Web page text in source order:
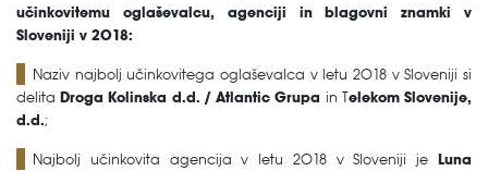
učinkovitemu oglaševalcu, agenciji in blagovni znamki v
Sloveniji v 2018:
Naziv najbolj učinkovitega oglaševalca v letu 2018 v Sloveniji si
delitaDroga Kolinska d.d. / Atlantic Grupa in Telekom Slovenije,
d.d.;
Najbolj učinkovita agencija v letu 2018 v Sloveniji je Luna